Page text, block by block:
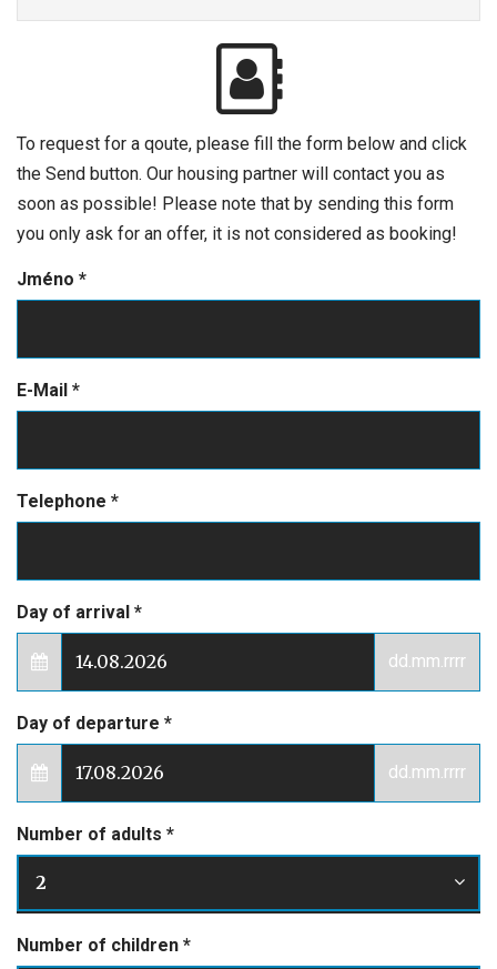
To request for a qoute, please fill the form below and click
the Send button. Our housing partner will contact you as
soon as possible! Please note that by sending this form
you only ask for an offer, it is not considered as booking!
Jméno *
E-Mail *
Telephone *
Day of arrival *
dd.mm.rrrr
Day of departure *
dd.mm.rrrr
Number of adults *
2
Number of children *